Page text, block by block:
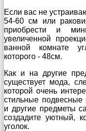
Если вас не
54-60 см или
приобрести и
увеличенной
ванной комнате
которого - 48см.
Как и на другие
существует мода,
которой очень
стильные подвесные
и другие предметы
создадите уютный,
уголок.